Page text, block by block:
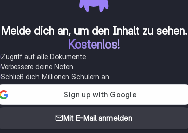
Melde dich an, um den Inhalt zu sehen.
Kostenlos!
Zugriff auf alle Dokumente
Verbessere deine Noten
Schließ dich Millionen Schülern an
Mit E-Mail anmelden